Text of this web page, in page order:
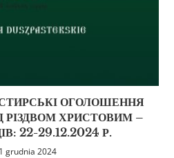
ОГОЛОШЕННЯ
РІЗДВОМ ХРИСТОВИМ –
22-29.12.2024 Р.
grudnia 2024